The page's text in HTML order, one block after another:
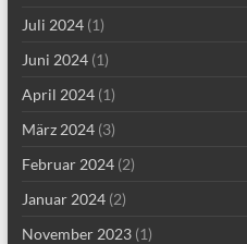
Juli 2024(1)
Juni 2024(1)
April 2024(1)
März 2024(3)
Februar 2024(2)
Januar 2024(2)
November 2023(1)